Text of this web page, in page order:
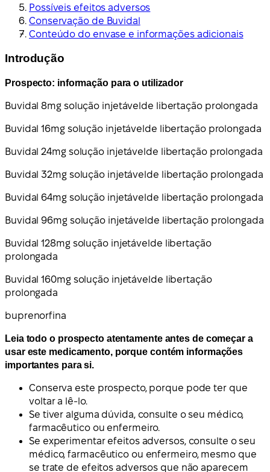
Possíveis efeitos adversos
Conservação de Buvidal
Conteúdo do envase e informações adicionais
Introdução
Prospecto: informação para o utilizador
Buvidal 8mg solução injetávelde libertação prolongada
Buvidal 16mg solução injetávelde libertação prolongada
Buvidal 24mg solução injetávelde libertação prolongada
Buvidal 32mg solução injetávelde libertação prolongada
Buvidal 64mg solução injetávelde libertação prolongada
Buvidal 96mg solução injetávelde libertação prolongada
Buvidal 128mg solução injetávelde libertação
prolongada
Buvidal 160mg solução injetávelde libertação
prolongada
buprenorfina
Leia todo o prospecto atentamente antes de começar a
usar este medicamento, porque contém informações
importantes para si.
Conserva este prospecto, porque pode ter que
voltar a lê-lo.
Se tiver alguma dúvida, consulte o seu médico,
farmacêutico ou enfermeiro.
Se experimentar efeitos adversos, consulte o seu
médico, farmacêutico ou enfermeiro, mesmo que
se trate de efeitos adversos que não aparecem